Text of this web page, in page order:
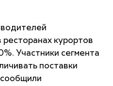
ресторанах курортов
Участники сегмента
поставки